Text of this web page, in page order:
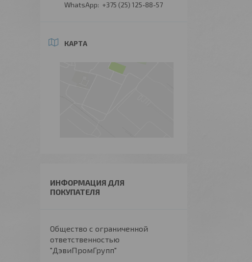
+375 (25) 125-88-57
КАРТА
ИНФОРМАЦИЯ ДЛЯ
ПОКУПАТЕЛЯ
Общество с ограниченной
ответственностью
"ДэвиПромГрупп"